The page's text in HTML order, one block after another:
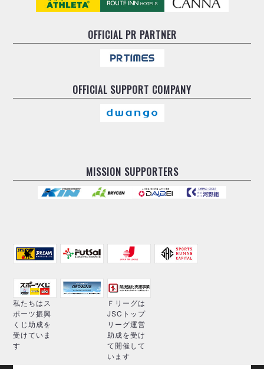
OFFICIALPR PARTNER
OFFICIAL SUPPORT COMPANY
MISSION SUPPORTERS
私たちはス
ポーツ振興
くじ助成を
受けていま
す
Ｆリーグは
JSCトップ
リーグ運営
助成を受け
て開催して
います